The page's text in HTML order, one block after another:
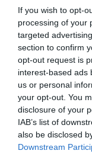
If you wish to opt-
processing of your
targeted
section to confirm
opt-out request is
interest-based ads
us or personal
your opt-out. You
disclosure of your
IAB’s list of
also be disclosed
Downstream
LIFESTYLE
Η τελευταία
Ξανθόπουλου
του
Την Τρίτη η
23.01.2023 - 09:33